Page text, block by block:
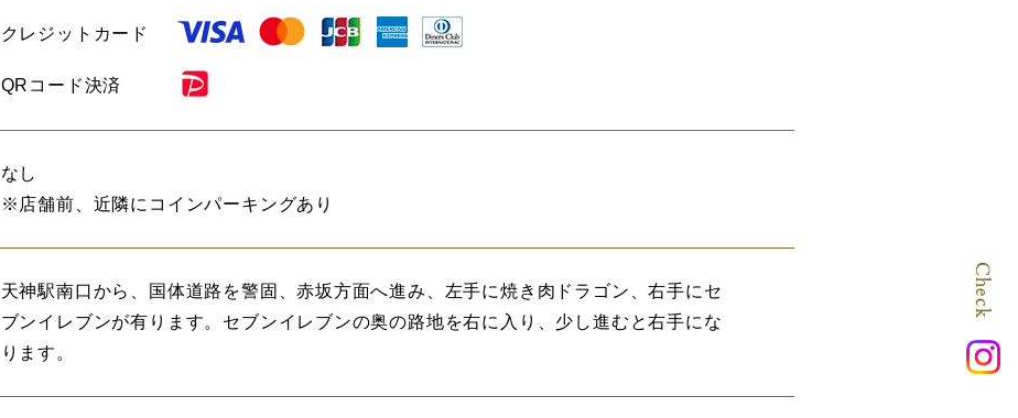
クレジットカード
QRコード決済
なし
※店舗前、近隣にコインパーキングあり
天神駅南口から、国体道路を警固、赤坂方面へ進み、左手に焼き肉ドラゴン、右手にセ
ブンイレブンが有ります。セブンイレブンの奥の路地を右に入り、少し進むと右手にな
ります。